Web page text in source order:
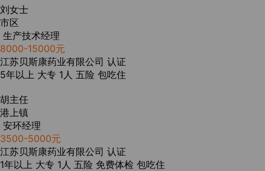
刘女士
市区
生产技术经理
8000-15000元
江苏贝斯康药业有限公司 认证
5年以上 大专 1人 五险 包吃住
胡主任
港上镇
安环经理
3500-5000元
江苏贝斯康药业有限公司 认证
1年以上 大专 1人 五险 免费体检 包吃住